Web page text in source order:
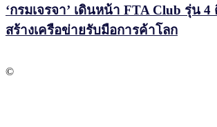
‘กรมเจรจา’ เดินหน้า FTA Club รุ่น
สร้างเครือข่ายรับมือการค้าโลก
©